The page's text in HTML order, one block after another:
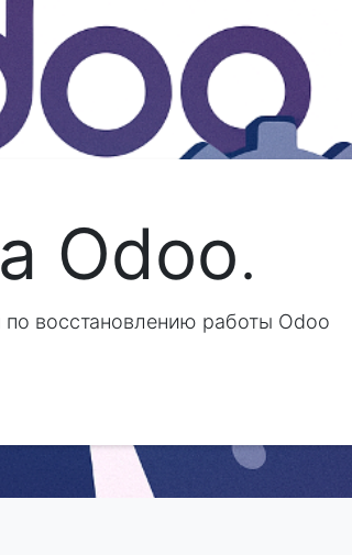
Odoo.
восстановлению работы Odoo